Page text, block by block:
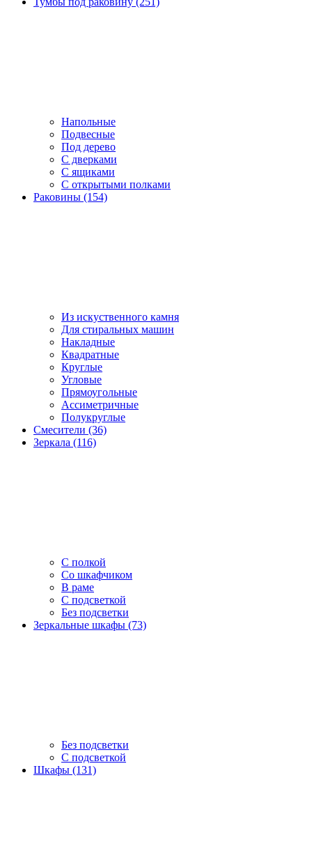
Напольные
Подвесные
Под дерево
С дверками
С ящиками
С открытыми полками
Раковины (154)
Из искуственного камня
Для стиральных машин
Накладные
Квадратные
Круглые
Угловые
Прямоугольные
Ассиметричные
Полукруглые
Смесители (36)
Зеркала (116)
С полкой
Со шкафчиком
В раме
С подсветкой
Без подсветки
Зеркальные шкафы (73)
Без подсветки
С подсветкой
Шкафы (131)